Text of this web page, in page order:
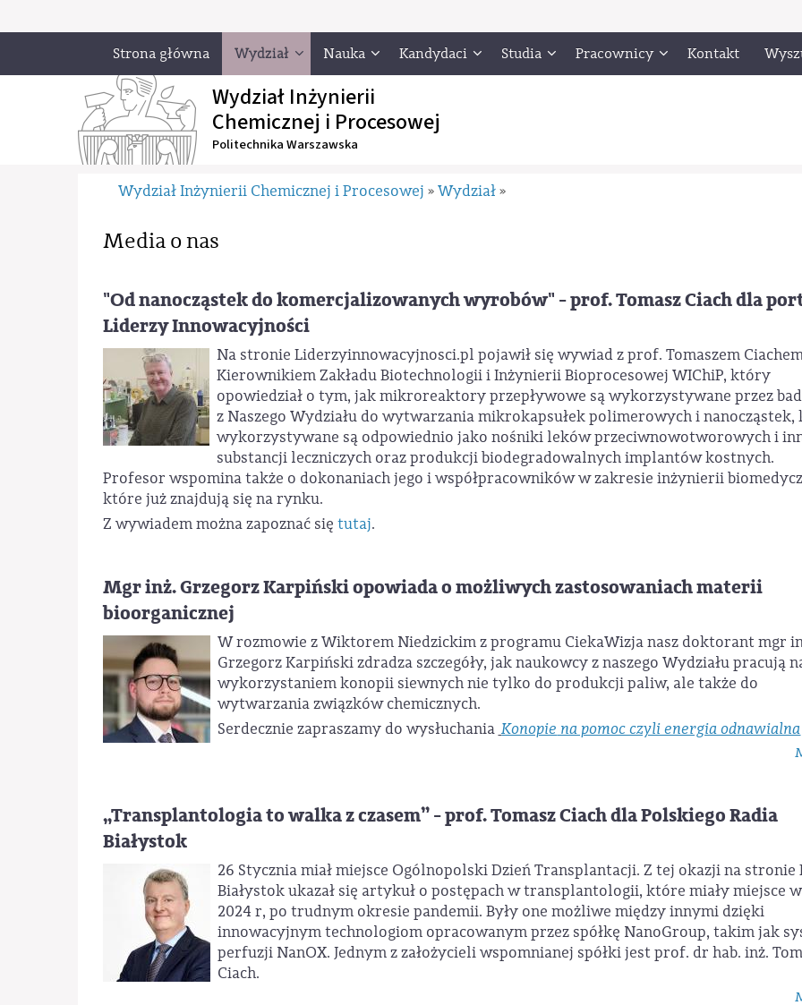
Strona główna Wydział Nauka Kandydaci Studia Pracownicy Kontakt
Wydział Inżynierii
Chemicznej i Procesowej
Politechnika Warszawska
Wydział Inżynierii Chemicznej i Procesowej » Wydział »
Media o nas
"Od nanocząstek do komercjalizowanych wyrobów" - prof. Tomasz Ciach dla
Liderzy Innowacyjności
Na stronie Liderzyinnowacyjnosci.pl pojawił się wywiad z prof. Tomaszem
Kierownikiem Zakładu Biotechnologii i Inżynierii Bioprocesowej WIChiP, który
opowiedział o tym, jak mikroreaktory przepływowe są wykorzystywane przez
z Naszego Wydziału do wytwarzania mikrokapsułek polimerowych i nanocząstek,
wykorzystywane są odpowiednio jako nośniki leków przeciwnowotworowych i
substancji leczniczych oraz produkcji biodegradowalnych implantów kostnych.
Profesor wspomina także o dokonaniach jego i współpracowników w zakresie inżynierii
które już znajdują się na rynku.
Z wywiadem można zapoznać się tutaj.
Mgr inż. Grzegorz Karpiński opowiada o możliwych zastosowaniach materii
bioorganicznej
W rozmowie z Wiktorem Niedzickim z programu CiekaWizja nasz doktorant mgr
Grzegorz Karpiński zdradza szczegóły, jak naukowcy z naszego Wydziału pracują
wykorzystaniem konopii siewnych nie tylko do produkcji paliw, ale także do
wytwarzania związków chemicznych.
Serdecznie zapraszamy do wysłuchania Konopie na pomoc czyli energia odnawialna
„Transplantologia to walka z czasem” - prof. Tomasz Ciach dla Polskiego Radia
Białystok
26 Stycznia miał miejsce Ogólnopolski Dzień Transplantacji. Z tej okazji na stronie
Białystok ukazał się artykuł o postępach w transplantologii, które miały miejsce w
2024 r, po trudnym okresie pandemii. Były one możliwe między innymi dzięki
innowacyjnym technologiom opracowanym przez spółkę NanoGroup, takim jak
perfuzji NanOX. Jednym z założycieli wspomnianej spółki jest prof. dr hab. inż.
Ciach.